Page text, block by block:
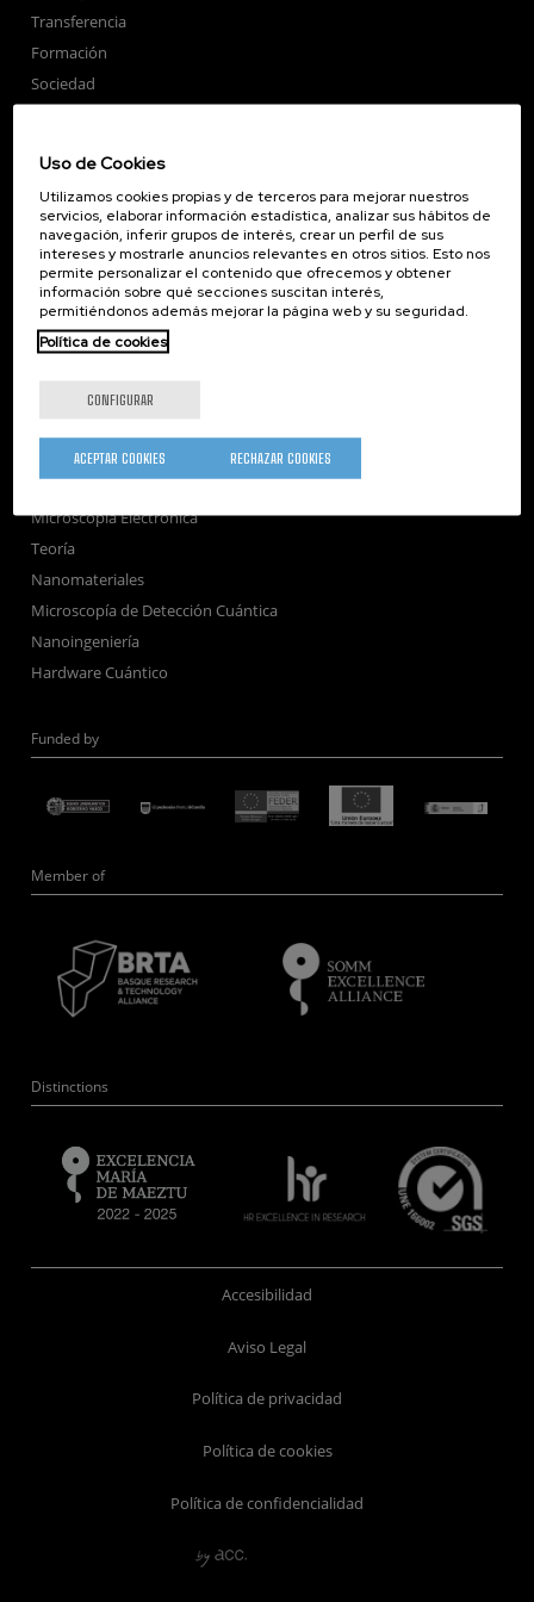
Transferencia
Formación
Sociedad
Seminarios
Únete
Sala de prensa
Perfil del contratante
Corporate Compliance
Nanoóptica
Autoensamblado
Nanobiosistemas
Microscopía Electrónica
Teoría
Nanomateriales
Microscopía de Detección Cuántica
Nanoingeniería
Hardware Cuántico
Funded by
Member of
Distinctions
Accesibilidad
Aviso Legal
Política de privacidad
Política de cookies
Política de confidencialidad
Uso de Cookies
Utilizamos cookies propias y de terceros para mejorar nuestros
servicios, elaborar información estadística, analizar sus hábitos de
navegación, inferir grupos de interés, crear un perfil de sus
intereses y mostrarle anuncios relevantes en otros sitios. Esto nos
permite personalizar el contenido que ofrecemos y obtener
información sobre qué secciones suscitan interés,
permitiéndonos además mejorar la página web y su seguridad.
Política de cookies
CONFIGURAR
RECHAZAR COOKIES
ACEPTAR COOKIES